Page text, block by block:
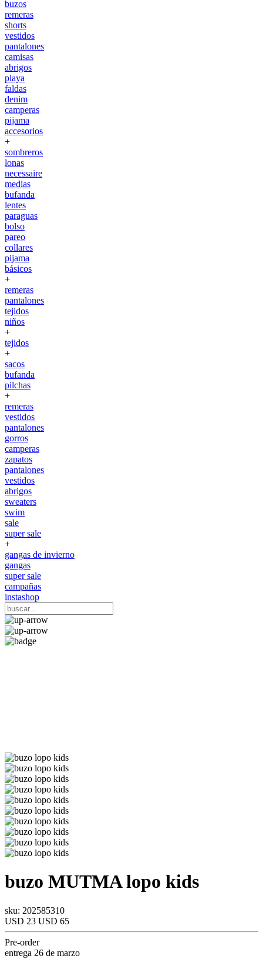
buzos
remeras
shorts
vestidos
pantalones
camisas
abrigos
playa
faldas
denim
camperas
pijama
accesorios
+
sombreros
lonas
necessaire
medias
bufanda
lentes
paraguas
bolso
pareo
collares
pijama
básicos
+
remeras
pantalones
tejidos
niños
+
tejidos
+
sacos
bufanda
pilchas
+
remeras
vestidos
pantalones
gorros
camperas
zapatos
pantalones
vestidos
abrigos
sweaters
swim
sale
super sale
+
gangas de invierno
gangas
super sale
campañas
instashop
buzo MUTMAlopo kids
sku: 202585310
USD 23 USD 65
Pre-order
entrega 26 de marzo